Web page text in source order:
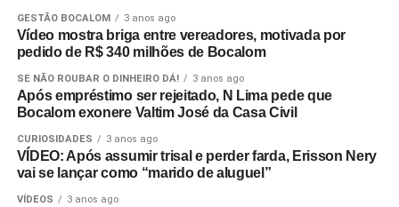
GESTÃO BOCALOM 3 anos ago
Vídeo mostra briga entre vereadores, motivada por
pedido de R$ 340 milhões de Bocalom
SE NÃO ROUBAR O DINHEIRO DÁ! 3 anos ago
Após empréstimo ser rejeitado, N Lima pede que
Bocalom exonere Valtim José da Casa Civil
CURIOSIDADES 3 anos ago
VÍDEO: Após assumir trisal e perder farda, Erisson Nery
vai se lançar como “marido de aluguel”
VÍDEOS 3 anos ago